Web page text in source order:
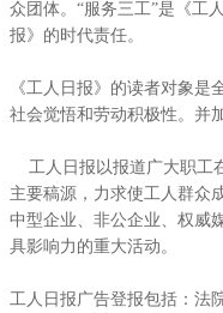
众团体。“服务三工”是《工
报》的时代责任。
《工人日报》的读者对象
社会觉悟和劳动积极性。
工人日报以报道广大职工
主要稿源，力求使工人群众
中型企业、非公企业、权威
具影响力的重大活动。
工人日报广告登报包括：法